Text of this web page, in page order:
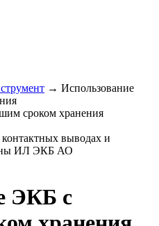
→ Использование
выводах и
ИЛ ЭКБ АО
ЭКБ с